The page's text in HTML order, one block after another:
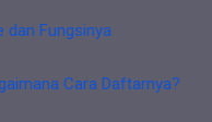
dan Fungsinya
Cara Daftarnya?